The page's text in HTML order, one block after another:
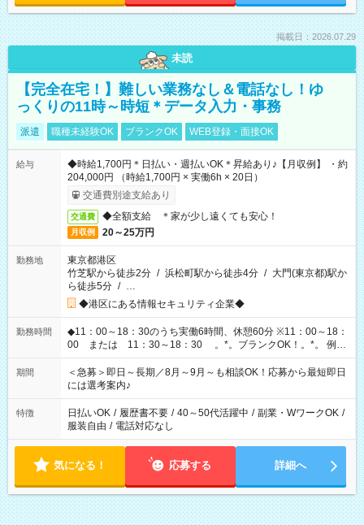
掲載日：2026.07.29
未読
【完全在宅！】難しい業務なし＆電話なし！ゆ
っくりの11時～時短＊データ入力・事務
派遣 職種未経験OK ブランクOK WEB登録・面接OK
給与
◆時給1,700円＊日払い・週払いOK＊昇給あり♪【月収例】 ・約
204,000円 （時給1,700円 × 実働6h × 20日）
交通費別途支給あり
交通費 ◆全額支給 ＊家が少し遠くても安心！
月収例 20～25万円
勤務地
東京都港区
竹芝駅から徒歩2分 / 浜松町駅から徒歩4分 / 大門(東京都)駅か
ら徒歩5分 / …
◆港区にある情報セキュリティ企業◆
勤務時間
◆11：00～18：30のうち実働6時間、休憩60分 ※11：00～18：
00 または 11：30～18：30 。*。ブランクOK！。*。 例え
ば前職が、 在宅/財団法人/事務/コールセンター/受付/販売/カフェ
スタッフ スイーツ販売/ホテルフロント/化粧品販売/など 様々な
業界から入社して活躍されています♪
期間
＜急募＞即日～長期／8月～9月～も相談OK！応募から最短即日
には選考案内♪
特徴 日払いOK / 履歴書不要 / 40～50代活躍中 / 副業・WワークOK /
服装自由 / 電話対応なし
気になる！ 応募する 詳細へ